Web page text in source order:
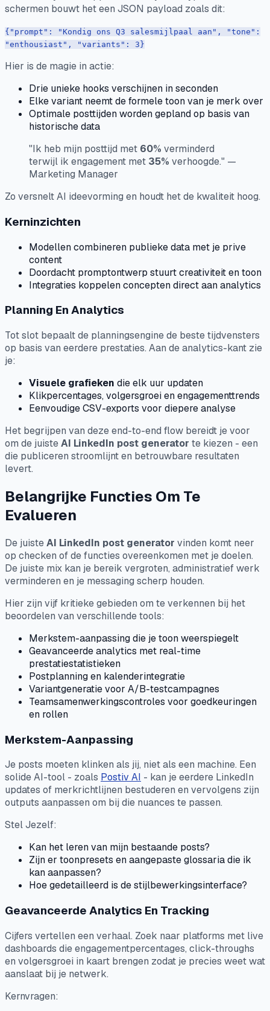
schermen bouwt het een JSON payload zoals dit:
{"prompt": "Kondig ons Q3 salesmijlpaal aan", "tone":
"enthousiast", "variants": 3}
Hier is de magie in actie:
Drie unieke hooks verschijnen in seconden
Elke variant neemt de formele toon van je merk over
Optimale posttijden worden gepland op basis van
historische data
"Ik heb mijn posttijd met 60% verminderd
terwijl ik engagement met 35% verhoogde." —
Marketing Manager
Zo versnelt AI ideevorming en houdt het de kwaliteit hoog.
Kerninzichten
Modellen combineren publieke data met je prive
content
Doordacht promptontwerp stuurt creativiteit en toon
Integraties koppelen concepten direct aan analytics
Planning En Analytics
Tot slot bepaalt de planningsengine de beste tijdvensters
op basis van eerdere prestaties. Aan de analytics-kant zie
je:
Visuele grafieken die elk uur updaten
Klikpercentages, volgersgroei en engagementtrends
Eenvoudige CSV-exports voor diepere analyse
Het begrijpen van deze end-to-end flow bereidt je voor
om de juisteAI LinkedIn post generator te kiezen - een
die publiceren stroomlijnt en betrouwbare resultaten
levert.
Belangrijke Functies Om Te
Evalueren
De juisteAI LinkedIn post generator vinden komt neer
op checken of de functies overeenkomen met je doelen.
De juiste mix kan je bereik vergroten, administratief werk
verminderen en je messaging scherp houden.
Hier zijn vijf kritieke gebieden om te verkennen bij het
beoordelen van verschillende tools:
Merkstem-aanpassing die je toon weerspiegelt
Geavanceerde analytics met real-time
prestatiestatistieken
Postplanning en kalenderintegratie
Variantgeneratie voor A/B-testcampagnes
Teamsamenwerkingscontroles voor goedkeuringen
en rollen
Merkstem-Aanpassing
Je posts moeten klinken als jij, niet als een machine. Een
solide AI-tool - zoals Postiv AI - kan je eerdere LinkedIn
updates of merkrichtlijnen bestuderen en vervolgens zijn
outputs aanpassen om bij die nuances te passen.
Stel Jezelf:
Kan het leren van mijn bestaande posts?
Zijn er toonpresets en aangepaste glossaria die ik
kan aanpassen?
Hoe gedetailleerd is de stijlbewerkingsinterface?
Geavanceerde Analytics En Tracking
Cijfers vertellen een verhaal. Zoek naar platforms met live
dashboards die engagementpercentages, click-throughs
en volgersgroei in kaart brengen zodat je precies weet wat
aanslaat bij je netwerk.
Kernvragen: